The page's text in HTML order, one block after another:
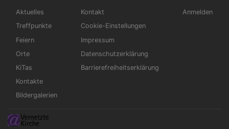
Hauptnavigation
Aktuelles
Treffpunkte
Feiern
Orte
KiTas
Kontakte
Bildergalerien
Fußbereichsmenü
Kontakt
Cookie-Einstellungen
Impressum
Datenschutzerklärung
Barrierefreiheitserklärung
Anmelden